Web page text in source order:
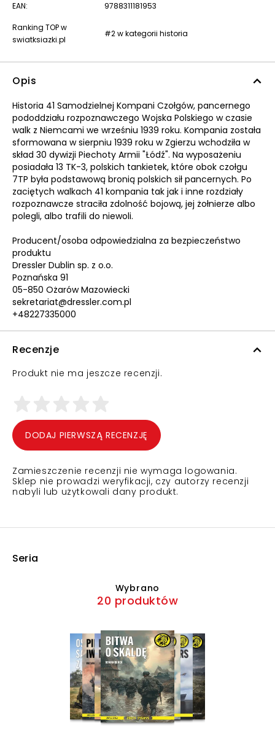
EAN: 9788311181953
Ranking TOP w
swiatksiazki.pl
#2 w kategorii historia
Opis
Historia 41 Samodzielnej Kompani Czołgów, pancernego
pododdziału rozpoznawczego Wojska Polskiego w czasie
walk z Niemcami we wrześniu 1939 roku. Kompania została
sformowana w sierpniu 1939 roku w Zgierzu wchodziła w
skład 30 dywizji Piechoty Armii "Łódź". Na wyposażeniu
posiadała 13 TK-3, polskich tankietek, które obok czołgu
7TP była podstawową bronią polskich sił pancernych. Po
zaciętych walkach 41 kompania tak jak i inne rozdziały
rozpoznawcze straciła zdolność bojową, jej żołnierze albo
polegli, albo trafili do niewoli.
Producent/osoba odpowiedzialna za bezpieczeństwo
produktu
Dressler Dublin sp. z o.o.
Poznańska 91
05-850 Ożarów Mazowiecki
sekretariat@dressler.com.pl
+48227335000
Recenzje
Produkt nie ma jeszcze recenzji.
DODAJ PIERWSZĄ RECENZJĘ
Zamieszczenie recenzji nie wymaga logowania.
Sklep nie prowadzi weryfikacji, czy autorzy recenzji
nabyli lub użytkowali dany produkt.
Seria
Wybrano
20 produktów